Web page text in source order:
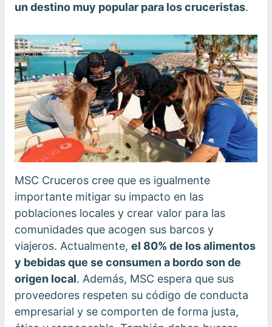
un destino muy popular para los cruceristas.
MSC Cruceros cree que es igualmente
importante mitigar su impacto en las
poblaciones locales y crear valor para las
comunidades que acogen sus barcos y
viajeros. Actualmente, el 80% de los alimentos
y bebidas que se consumen a bordo son de
origen local. Además, MSC espera que sus
proveedores respeten su código de conducta
empresarial y se comporten de forma justa,